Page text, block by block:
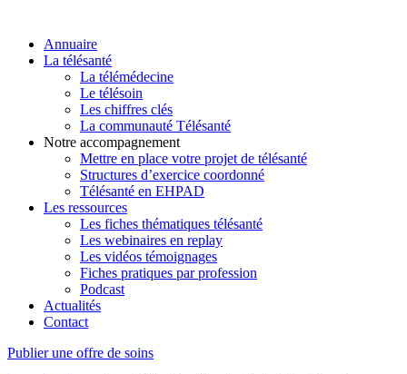
Annuaire
La télésanté
La télémédecine
Le télésoin
Les chiffres clés
La communauté Télésanté
Notre accompagnement
Mettre en place votre projet de télésanté
Structures d’exercice coordonné
Télésanté en EHPAD
Les ressources
Les fiches thématiques télésanté
Les webinaires en replay
Les vidéos témoignages
Fiches pratiques par profession
Podcast
Actualités
Contact
Publier une offre de soins